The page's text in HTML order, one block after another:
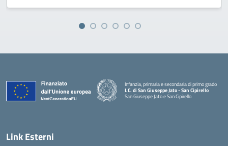
Infanzia, primaria e secondaria di primo grado
I.C. di San Giuseppe Jato - San Cipirello
San Giuseppe Jato e San Cipirello
Link Esterni